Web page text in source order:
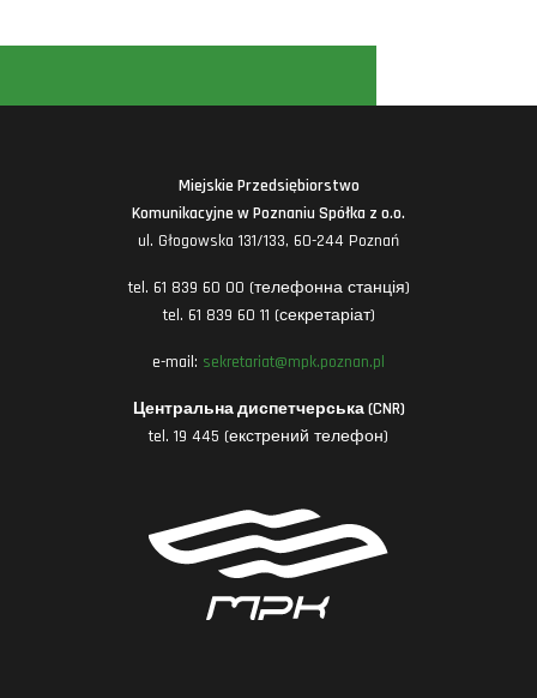
Miejskie Przedsiębiorstwo
Komunikacyjne w Poznaniu Spółka z o.o.
ul. Głogowska 131/133, 60-244 Poznań
tel. 61 839 60 00 (телефонна станція)
tel. 61 839 60 11 (секретаріат)
e-mail: sekretariat@mpk.poznan.pl
Центральна диспетчерська (CNR)
tel. 19 445 (екстрений телефон)